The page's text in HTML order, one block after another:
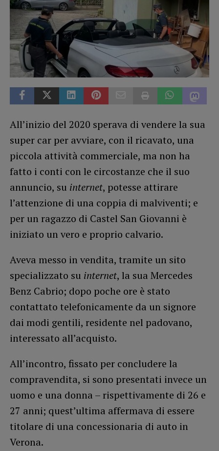
All’inizio del 2020 sperava di vendere la sua
super car per avviare, con il ricavato, una
piccola attività commerciale, ma non ha
fatto i conti con le circostanze che il suo
annuncio, su internet, potesse attirare
l’attenzione di una coppia di malviventi; e
per un ragazzo di Castel San Giovanni è
iniziato un vero e proprio calvario.
Aveva messo in vendita, tramite un sito
specializzato su internet, la sua Mercedes
Benz Cabrio; dopo poche ore è stato
contattato telefonicamente da un signore
dai modi gentili, residente nel padovano,
interessato all’acquisto.
All’incontro, fissato per concludere la
compravendita, si sono presentati invece un
uomo e una donna – rispettivamente di 26 e
27 anni; quest’ultima affermava di essere
titolare di una concessionaria di auto in
Verona.